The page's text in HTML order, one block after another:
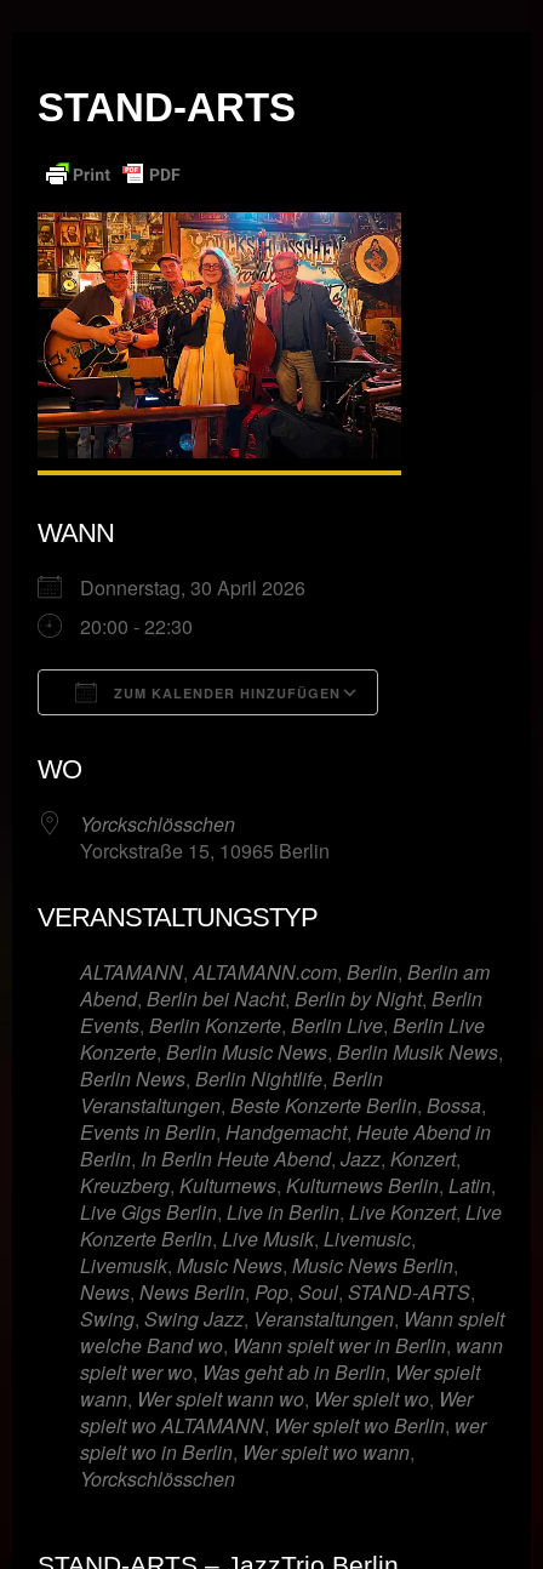
STAND-ARTS
WANN
Donnerstag, 30 April 2026
20:00 - 22:30
ZUM KALENDER HINZUFÜGEN
WO
Yorckschlösschen
Yorckstraße 15, 10965 Berlin
VERANSTALTUNGSTYP
ALTAMANN,ALTAMANN.com, Berlin, Berlin am
Abend, Berlin bei Nacht, Berlin by Night, Berlin
Events, Berlin Konzerte, Berlin Live, Berlin Live
Konzerte, Berlin Music News, Berlin Musik News,
Berlin News, Berlin Nightlife, Berlin
Veranstaltungen, Beste Konzerte Berlin, Bossa,
Events in Berlin, Handgemacht, Heute Abend in
Berlin, In Berlin Heute Abend, Jazz, Konzert,
Kreuzberg, Kulturnews, Kulturnews Berlin, Latin,
Live Gigs Berlin, Live in Berlin, Live Konzert, Live
Konzerte Berlin, Live Musik, Livemusic,
Livemusik, Music News, Music News Berlin,
News, News Berlin, Pop, Soul, STAND-ARTS,
Swing, Swing Jazz, Veranstaltungen, Wann spielt
welche Band wo, Wann spielt wer in Berlin, wann
spielt wer wo, Was geht ab in Berlin, Wer spielt
wann, Wer spielt wann wo, Wer spielt wo, Wer
spielt wo ALTAMANN, Wer spielt wo Berlin, wer
spielt wo in Berlin, Wer spielt wo wann,
Yorckschlösschen